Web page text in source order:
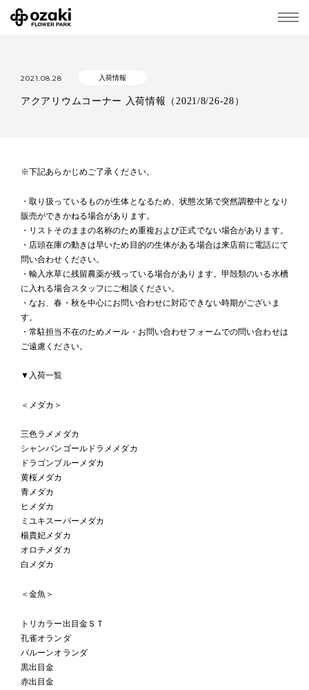
2021.08.28 入荷情報
アクアリウムコーナー 入荷情報（2021/8/26-28）
※下記あらかじめご了承ください。
・取り扱っているものが生体となるため、状態次第で突然調整中となり
販売ができかねる場合があります。
・リストそのままの名称のため重複および正式でない場合があります。
・店頭在庫の動きは早いため目的の生体がある場合は来店前に電話にて
問い合わせください。
・輸入水草に残留農薬が残っている場合があります。甲殻類のいる水槽
に入れる場合スタッフにご相談ください。
・なお、春・秋を中心にお問い合わせに対応できない時期がございま
す。
・常駐担当不在のためメール・お問い合わせフォームでの問い合わせは
ご遠慮ください。
▼入荷一覧
＜メダカ＞
三色ラメメダカ
シャンパンゴールドラメメダカ
ドラゴンブルーメダカ
黄桜メダカ
青メダカ
ヒメダカ
ミユキスーパーメダカ
楊貴妃メダカ
オロチメダカ
白メダカ
＜金魚＞
トリカラー出目金ＳＴ
孔雀オランダ
バルーンオランダ
黒出目金
赤出目金